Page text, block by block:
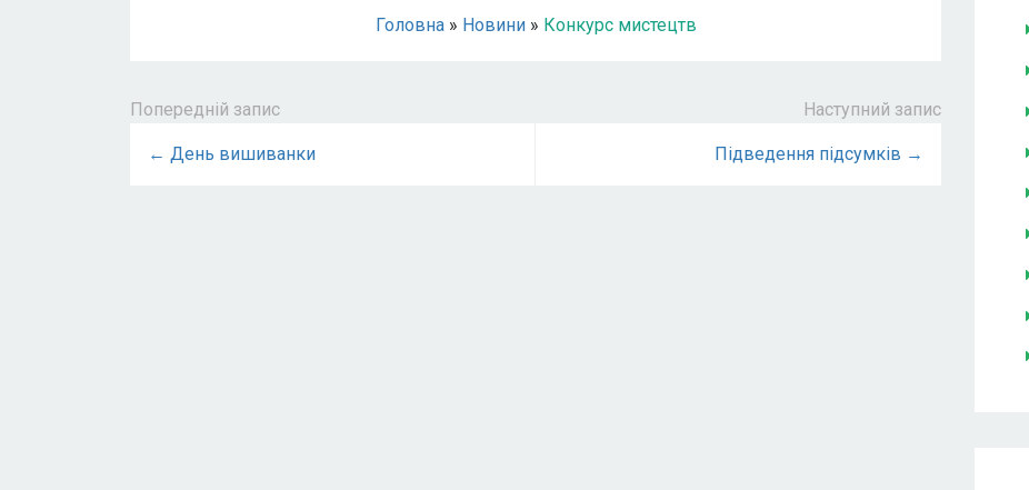
Головна» Новини» Конкурс мистецтв
Попередній запис Наступний запис
← День вишиванки Підведення підсумків →